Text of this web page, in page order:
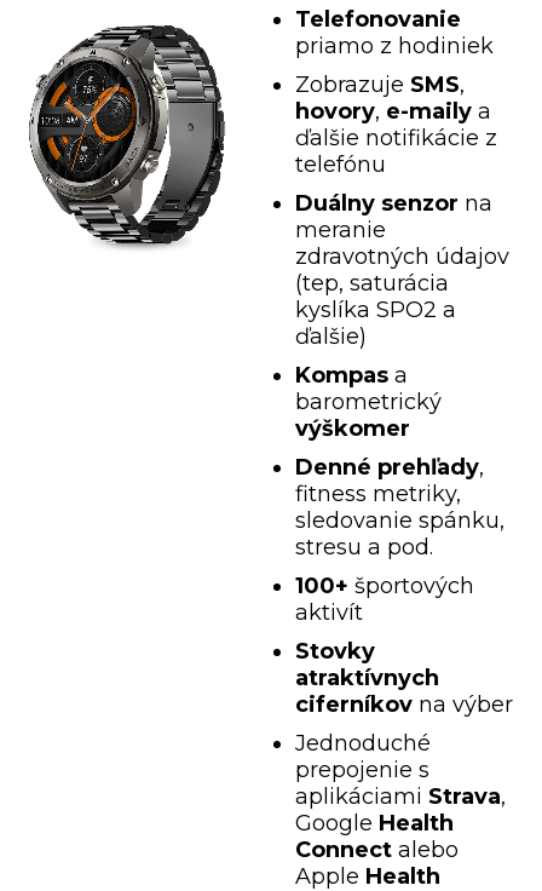
Telefonovanie
priamo z hodiniek
Zobrazuje SMS,
hovory, e-maily a
ďalšie notifikácie z
telefónu
Duálny senzor na
meranie
zdravotných údajov
(tep, saturácia
kyslíka SPO2 a
ďalšie)
Kompas a
barometrický
výškomer
Denné prehľady,
fitness metriky,
sledovanie spánku,
stresu a pod.
100+ športových
aktivít
Stovky
atraktívnych
ciferníkov na výber
Jednoduché
prepojenie s
aplikáciami Strava,
Google Health
Connect alebo
Apple Health